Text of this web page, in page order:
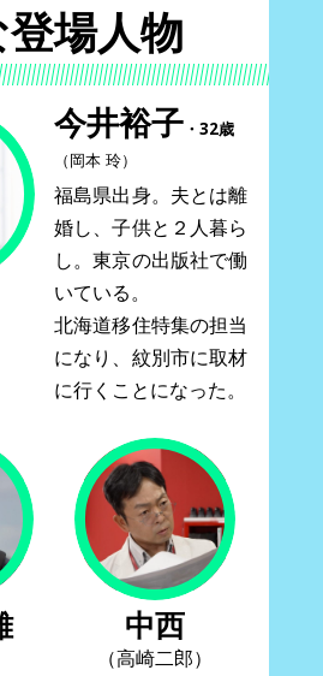
場人物
今井裕子・32歳
（岡本 玲）
福島県出身。夫とは離
婚し、子供と２人暮ら
し。東京の出版社で働
いている。
北海道移住特集の担当
になり、紋別市に取材
に行くことになった。
中西
（高崎二郎）